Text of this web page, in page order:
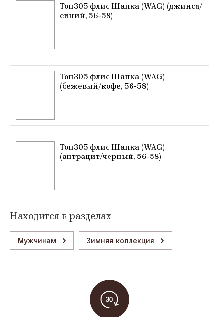
Топ305 флис Шапка (WAG) (джинса/
синий, 56-58)
Топ305 флис Шапка (WAG)
(бежевый/кофе, 56-58)
Топ305 флис Шапка (WAG)
(антрацит/черный, 56-58)
Находится в разделах
Мужчинам Зимняя коллекция